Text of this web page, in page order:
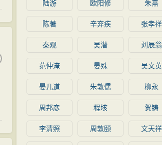
陆游 欧阳修 朱熹
陈著 辛弃疾 张孝祥
秦观 吴潜 刘辰翁
范仲淹 晏殊 吴文英
晏几道 朱敦儒 柳永
周邦彦 程垓 贺铸
李清照 周敦颐 文天祥